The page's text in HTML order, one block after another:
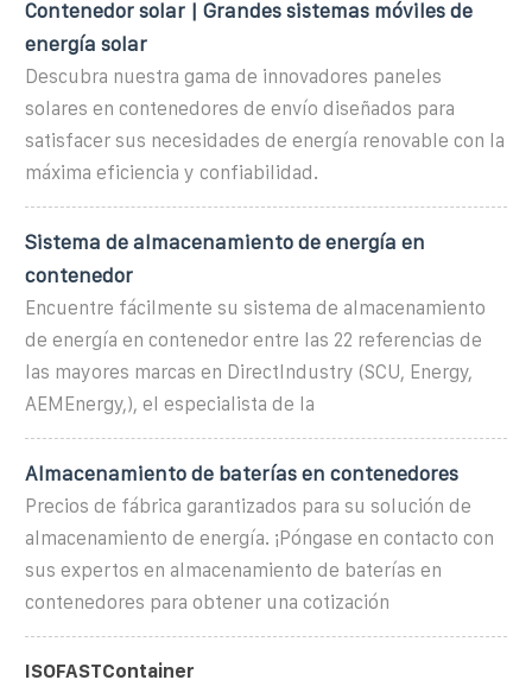
Contenedor solar | Grandes sistemas móviles de
energía solar
Descubra nuestra gama de innovadores paneles
solares en contenedores de envío diseñados para
satisfacer sus necesidades de energía renovable con la
máxima eficiencia y confiabilidad.
Sistema de almacenamiento de energía en
contenedor
Encuentre fácilmente su sistema de almacenamiento
de energía en contenedor entre las 22 referencias de
las mayores marcas en DirectIndustry (SCU, Energy,
AEMEnergy,), el especialista de la
Almacenamiento de baterías en contenedores
Precios de fábrica garantizados para su solución de
almacenamiento de energía. ¡Póngase en contacto con
sus expertos en almacenamiento de baterías en
contenedores para obtener una cotización
ISOFASTContainer